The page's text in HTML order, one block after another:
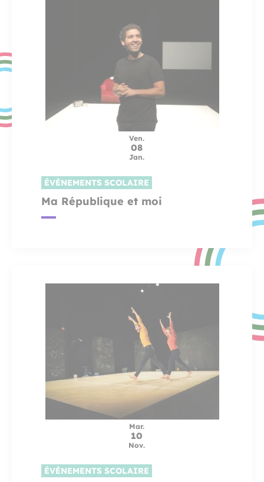
Ven.
08
Jan.
ÉVÈNEMENTS SCOLAIRE
Ma République et moi
Mar.
10
Nov.
ÉVÈNEMENTS SCOLAIRE